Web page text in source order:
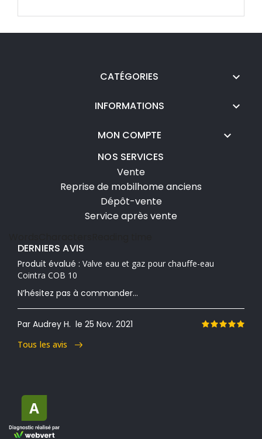
CATÉGORIES 
INFORMATIONS 
MON COMPTE 
NOS SERVICES
Vente
Reprise de mobilhome anciens
Dépôt-vente
Service après vente
DERNIERS AVIS
Produit évalué : Valve eau et gaz pour chauffe-eau
Cointra COB 10
N’hésitez pas à commander...
Par Audrey H. le 25 Nov. 2021
Tous les avis